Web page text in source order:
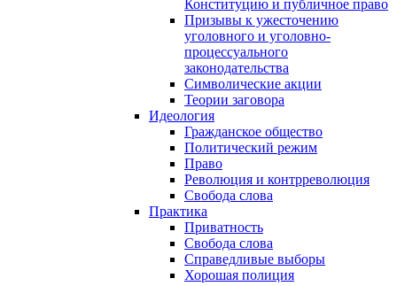
Конституцию и публичное право
Призывы к ужесточению
уголовного и уголовно-
процессуального
законодательства
Символические акции
Теории заговора
Идеология
Гражданское общество
Политический режим
Право
Революция и контрреволюция
Свобода слова
Практика
Приватность
Свобода слова
Справедливые выборы
Хорошая полиция